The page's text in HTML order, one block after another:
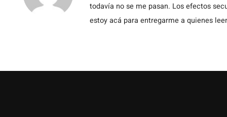
todavía no se me pasan. Los efectos
estoy acá para entregarme a quienes